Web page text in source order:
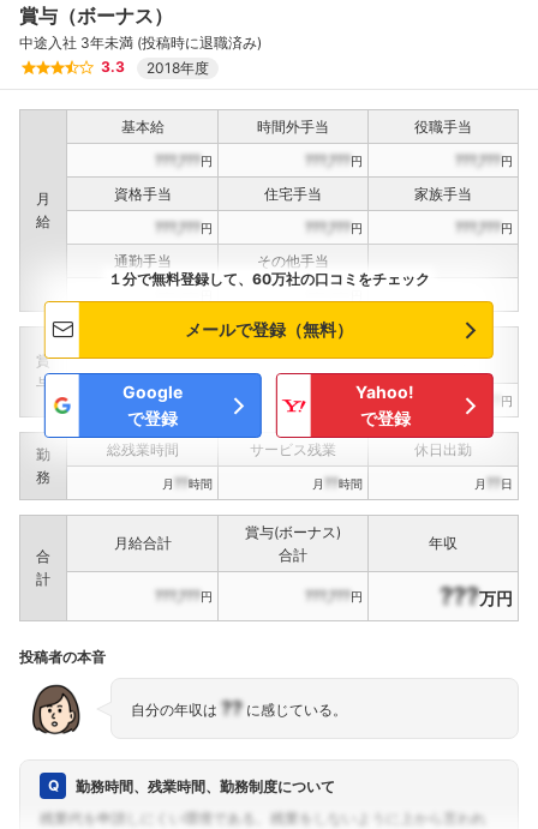
賞与（ボーナス）
中途入社 3年未満 (投稿時に退職済み)
3.3
2018年度
月
給
基本給 時間外手当
役職手当
???,???円 ???,???円 ???,???円
資格手当 住宅手当
家族手当
???,???円 ???,???円 ???,???円
通勤手当
その他手当
賞
与
インセンティブ賞与
決算賞与
???,??? ???,??? 円 ???,??? 円
勤
務
総残業時間 サービス残業 休日出勤
月 ??時間 月 ??時間 月 ??日
合
計
月給合計
賞与(ボーナス)
合計
年収
???,???円 ???,???円 ???万円
１分で無料登録して、60万社の口コミをチェック
メールで登録（無料）
Google
で登録
Yahoo!
で登録
投稿者の本音
自分の年収は ??に感じている。
勤務時間、残業時間、勤務制度について